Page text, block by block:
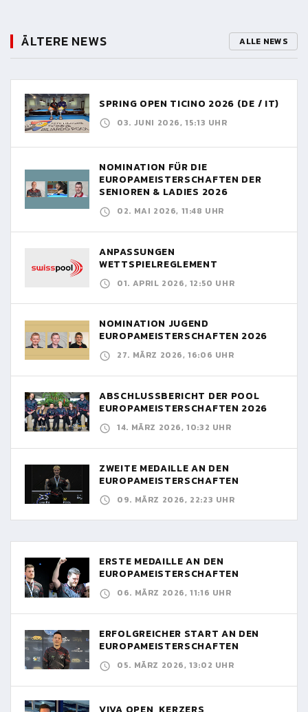
ÄLTERE NEWS ALLE NEWS
SPRING OPEN TICINO 2026 (DE / IT)
03. JUNI 2026, 15:13 UHR
NOMINATION FÜR DIE
EUROPAMEISTERSCHAFTEN DER
SENIOREN & LADIES 2026
02. MAI 2026, 11:48 UHR
ANPASSUNGEN
WETTSPIELREGLEMENT
01. APRIL 2026, 12:50 UHR
NOMINATION JUGEND
EUROPAMEISTERSCHAFTEN 2026
27. MÄRZ 2026, 16:06 UHR
ABSCHLUSSBERICHT DER POOL
EUROPAMEISTERSCHAFTEN 2026
14. MÄRZ 2026, 10:32 UHR
ZWEITE MEDAILLE AN DEN
EUROPAMEISTERSCHAFTEN
09. MÄRZ 2026, 22:23 UHR
ERSTE MEDAILLE AN DEN
EUROPAMEISTERSCHAFTEN
06. MÄRZ 2026, 11:16 UHR
ERFOLGREICHER START AN DEN
EUROPAMEISTERSCHAFTEN
05. MÄRZ 2026, 13:02 UHR